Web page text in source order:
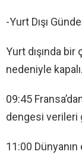
-Yurt Dışı
Yurt dışında bir
nedeniyle kapalı.
09:45
dengesi verileri
11:00